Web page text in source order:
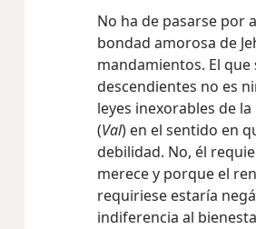
No ha de pasarse por
bondad amorosa de
mandamientos. El
descendientes no es
leyes inexorables de
(Val) en el sentido en
debilidad. No, él
merece y porque el
requiriese estaría
indiferencia al